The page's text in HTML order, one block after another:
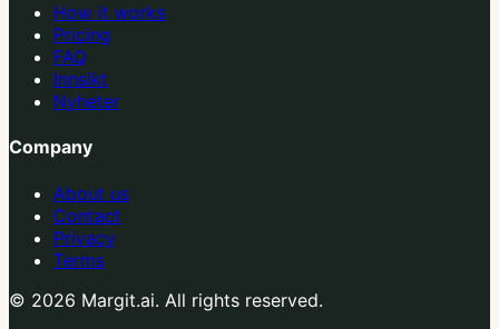
How it works
Pricing
FAQ
Innsikt
Nyheter
Company
About us
Contact
Privacy
Terms
© 2026 Margit.ai. All rights reserved.